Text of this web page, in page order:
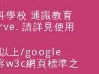
學校 通識教育
請詳見使用
上/google
網頁標準之